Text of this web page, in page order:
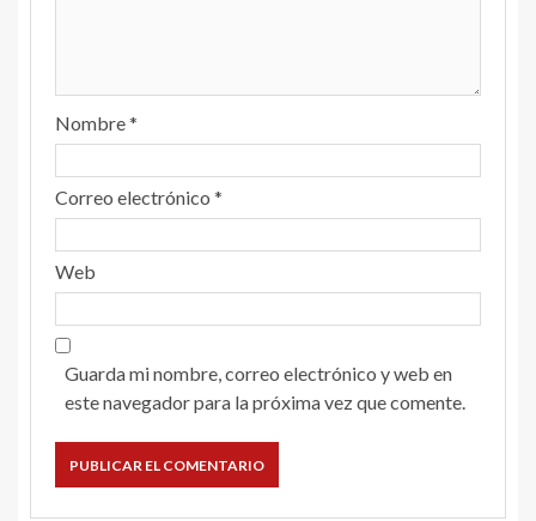
Nombre*
Correo electrónico *
Web
Guarda mi nombre, correo electrónico y web en
este navegador para la próxima vez que comente.